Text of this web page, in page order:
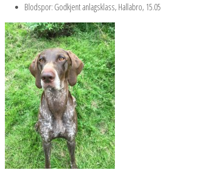
Blodspor: Godkjent anlagsklass, Hallabro, 15.05